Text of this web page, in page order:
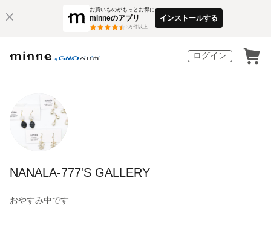
お買いものがもっとお得に
minneのアプリ
3万件以上
インストールする
ログイン
NANALA-777'S GALLERY
おやすみ中です…